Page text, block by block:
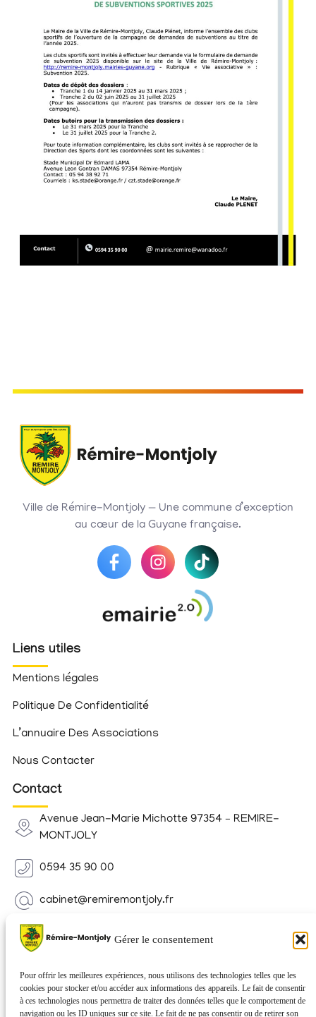
Gérer le consentement
Pour offrir les meilleures expériences, nous utilisons des technologies telles que les
cookies pour stocker et/ou accéder aux informations des appareils. Le fait de consentir
à ces technologies nous permettra de traiter des données telles que le comportement de
navigation ou les ID uniques sur ce site. Le fait de ne pas consentir ou de retirer son
Ville de Rémire-Montjoly — Une commune d’exception
au cœur de la Guyane française.
Liens utiles
Mentions légales
Politique De Confidentialité
L’annuaire Des Associations
Nous Contacter
Contact
Avenue Jean-Marie Michotte 97354 – REMIRE-
MONTJOLY
0594 35 90 00
cabinet@remiremontjoly.fr
Newsletter
nouvelles de votre commune.